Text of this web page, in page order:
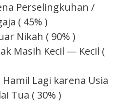
Perselingkuhan /
( 45% )
Nikah ( 90% )
Masih Kecil — Kecil (
Lagi karena Usia
Tua ( 30% )